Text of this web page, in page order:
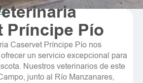
Príncipe Pío
Caservet Príncipe Pío nos
un servicio excepcional para
Nuestros veterinarios de este
junto al Río Manzanares,